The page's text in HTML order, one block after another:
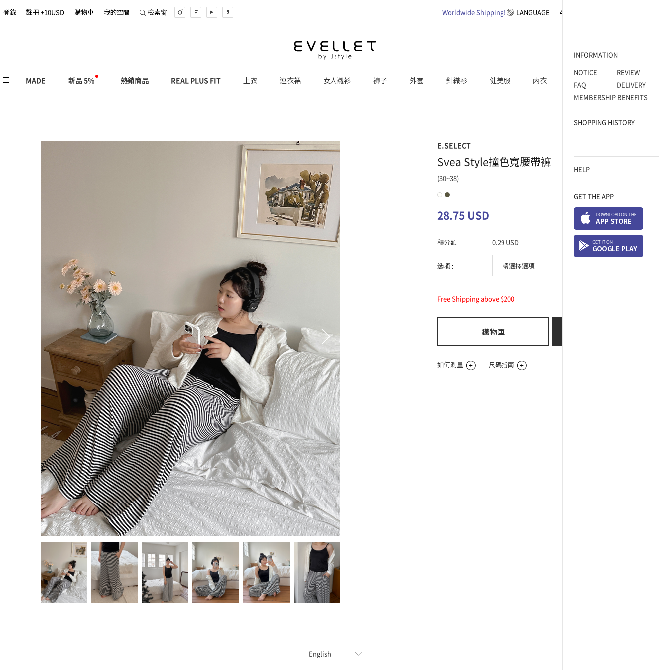
INFORMATION
NOTICE
REVIEW
FAQ
DELIVERY
MEMBERSHIP BENEFITS
SHOPPING HISTORY
HELP
GET THE APP
登錄 註冊 +10USD 購物車 我的空間 檢索窗 Worldwide Shipping! LANGUAGE 4XL SIZE
MADE 新品 5% 熱銷商品 REAL PLUS FIT 上衣 連衣裙 女人襯衫 褲子 外套 針織衫 健美服 内衣 ACCESSORY
E.SELECT
Svea Style撞色寬腰帶褲
(30~38)
28.75 USD
積分額 0.29 USD
选项 :
Free Shipping above $200
購物車
如何測量 尺碼指南